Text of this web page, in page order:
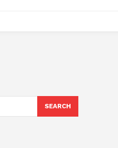
SEARCH